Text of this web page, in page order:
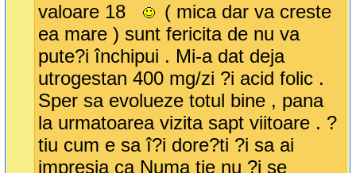
valoare 18
( mica dar va creste
ea mare ) sunt fericita de nu va
pute?i închipui . Mi-a dat deja
utrogestan 400 mg/zi ?i acid folic .
Sper sa evolueze totul bine , pana
la urmatoarea vizita sapt viitoare . ?
tiu cum e sa î?i dore?ti ?i sa ai
impresia ca Numa tie nu ?i se